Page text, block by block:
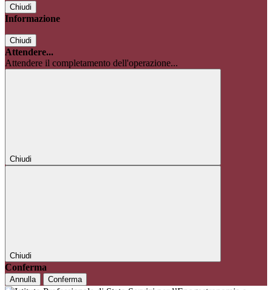
Chiudi
Informazione
Chiudi
Attendere...
Attendere il completamento dell'operazione...
Chiudi
Chiudi
Conferma
Annulla Conferma